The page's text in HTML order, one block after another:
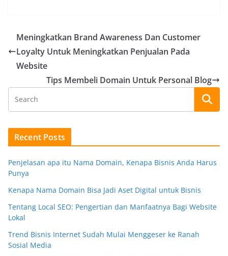
Meningkatkan Brand Awareness Dan Customer
Loyalty Untuk Meningkatkan Penjualan Pada
Website
Tips Membeli Domain Untuk Personal Blog
Recent Posts
Penjelasan apa itu Nama Domain, Kenapa Bisnis Anda Harus
Punya
Kenapa Nama Domain Bisa Jadi Aset Digital untuk Bisnis
Tentang Local SEO: Pengertian dan Manfaatnya Bagi Website
Lokal
Trend Bisnis Internet Sudah Mulai Menggeser ke Ranah
Sosial Media